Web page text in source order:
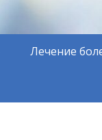
Лечение